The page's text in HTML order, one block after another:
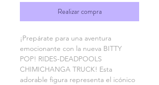
Realizar compra
¡Prepárate para una aventura
emocionante con la nueva BITTY
POP! RIDES-DEADPOOLS
CHIMICHANGA TRUCK! Esta
adorable figura representa el icónico